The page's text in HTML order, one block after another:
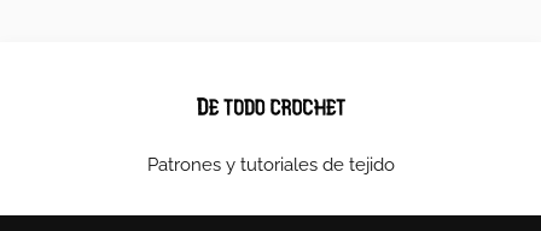
Patrones y tutoriales de tejido